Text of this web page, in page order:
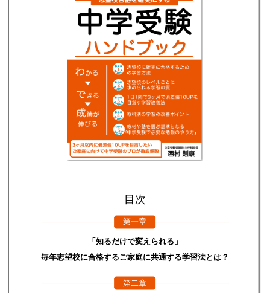
目次
第一章
「知るだけで変えられる」
毎年志望校に合格するご家庭に共通する学習法とは？
第二章